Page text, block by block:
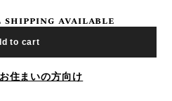
available
to cart
住まいの方向け